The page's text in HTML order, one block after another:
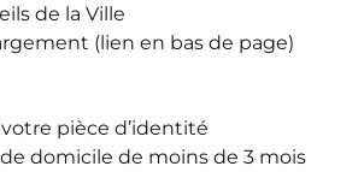
de la Ville
(lien en bas de page)
pièce d’identité
domicile de moins de 3 mois